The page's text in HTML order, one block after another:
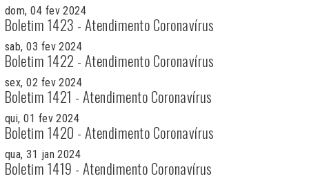
dom, 04 fev 2024
Boletim 1423 - Atendimento Coronavírus
sab, 03 fev 2024
Boletim 1422 - Atendimento Coronavírus
sex, 02 fev 2024
Boletim 1421 - Atendimento Coronavírus
qui, 01 fev 2024
Boletim 1420 - Atendimento Coronavírus
qua, 31 jan 2024
Boletim 1419 - Atendimento Coronavírus